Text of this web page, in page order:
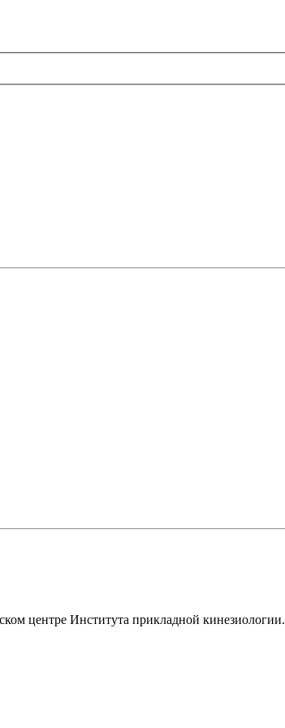
центре Института прикладной кинезиологии.